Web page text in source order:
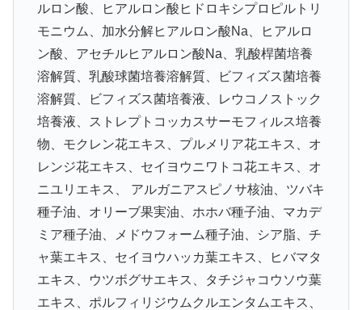
ルロン酸、ヒアルロン酸ヒドロキシプロピルトリ
モニウム、加水分解ヒアルロン酸Na、ヒアルロ
ン酸、アセチルヒアルロン酸Na、乳酸桿菌培養
溶解質、乳酸球菌培養溶解質、ビフィズス菌培養
溶解質、ビフィズス菌培養液、レウコノストック
培養液、ストレプトコッカスサーモフィルス培養
物、モクレン花エキス、プルメリア花エキス、オ
レンジ花エキス、セイヨウニワトコ花エキス、オ
ニユリエキス、 アルガニアスピノサ核油、ツバキ
種子油、オリーブ果実油、ホホバ種子油、マカデ
ミア種子油、メドウフォーム種子油、シア脂、チ
ャ葉エキス、セイヨウハッカ葉エキス、ヒバマタ
エキス、ウツボグサエキス、タチジャコウソウ葉
エキス、ポルフィリジウムクルエンタムエキス、